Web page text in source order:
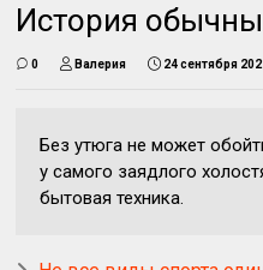
История
0 Валерия 24 сентября
Без утюга не может
у самого заядлого
бытовая техника.